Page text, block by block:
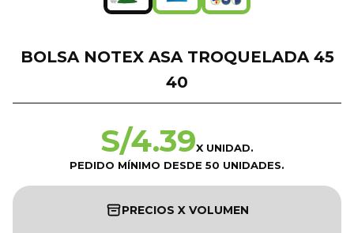
BOLSA NOTEX ASA TROQUELADA 45
40
S/4.39X UNIDAD.
PEDIDO MÍNIMO DESDE 50 UNIDADES.
PRECIOS X VOLUMEN